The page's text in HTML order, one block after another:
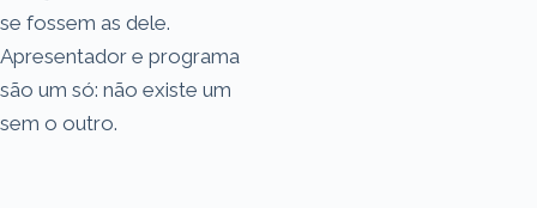
se fossem as dele.
Apresentador e programa
são um só: não existe um
sem o outro.